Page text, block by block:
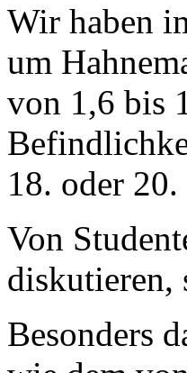
Wir haben
um
von 1,6 bis
18. oder 20.
Von
diskutieren,
Besonders